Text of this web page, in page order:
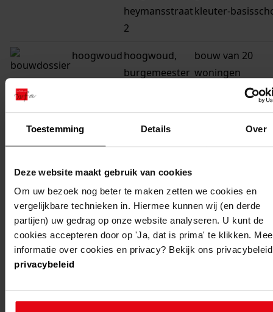
Toestemming Details Over
Deze website maakt gebruik van cookies
Om uw bezoek nog beter te maken zetten we cookies en
vergelijkbare technieken in. Hiermee kunnen wij (en derde
partijen) uw gedrag op onze website analyseren. U kunt de
cookies accepteren door op 'Ja, dat is prima' te klikken.
informatie over cookies en privacy? Bekijk ons privacybeleid
privacybeleid
heymansstraat
2
kleuter-
hoogwoudhoogwoud,
burgemeester
13, 15, 17, 19,
37, 39
bouw van 20
woningen
opmeer
hoogwoud,
burgemeester
heymansstraat
17
uitbreiden van
woning
burgemeester woning